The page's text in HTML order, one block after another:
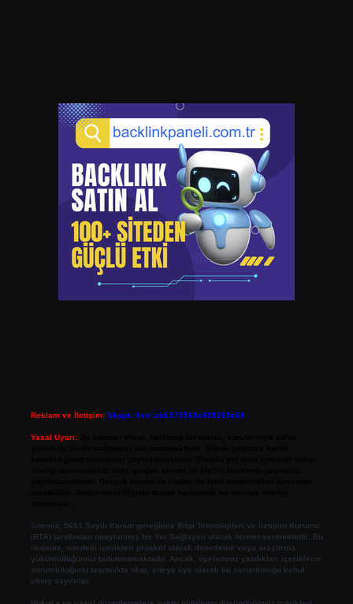
Reklam ve İletişim: Skype: live:.cid.575569c608265c69
Yasal Uyarı:
Sitemiz, 5651 Sayılı Kanun gereğince Bilgi Teknolojileri ve İletişim Kurumu
(BTK) tarafından onaylanmış bir Yer Sağlayıcı olarak hizmet vermektedir. Bu
nedenle, sitedeki içerikleri proaktif olarak denetleme veya araştırma
yükümlülüğümüz bulunmamaktadır. Ancak, üyelerimiz yazdıkları içeriklerin
sorumluluğunu taşımakta olup, siteye üye olarak bu sorumluluğu kabul
etmiş sayılırlar.